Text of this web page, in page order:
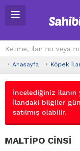
Anasayfa Köpek
İncelediğiniz ilanın
İlandaki bilgiler
satılmış olabilir.
MALTİPO CİNSİ